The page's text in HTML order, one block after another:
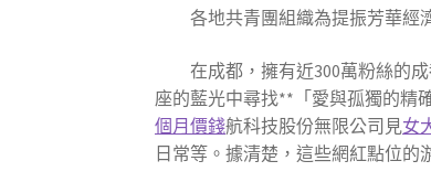
各地共青團組織為提振芳華經
在成都，擁有近300萬粉絲的
座的藍光中尋找**「愛與孤獨的精
個月價錢航科技股份無限公司見女
日常等。據清楚，這些網紅點位的